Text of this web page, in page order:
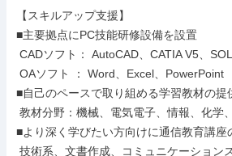
【スキルアップ支援】
■主要拠点にPC技能研修設備を設置
■自己のペースで取り組める学習教材の提
■より深く学びたい方向けに通信教育講座